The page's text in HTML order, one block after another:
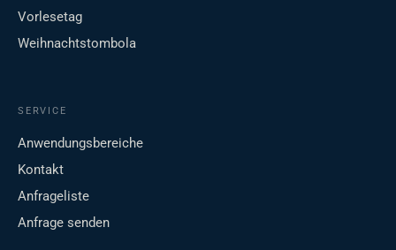
Vorlesetag
Weihnachtstombola
SERVICE
Anwendungsbereiche
Kontakt
Anfrageliste
Anfrage senden